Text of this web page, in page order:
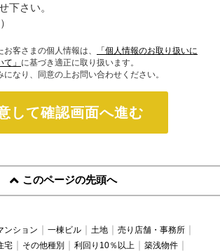
下さい。
客さまの個人情報は、
「個人情報のお取り扱いに
て」 に基づき適正に取り扱います。
になり、同意の上お問い合わせください。
して確認画面へ進む
このページの先頭へ
ンション 一棟ビル 土地
売り店舗・事務所
宅 その他種別 利回り10％以上
築浅物件